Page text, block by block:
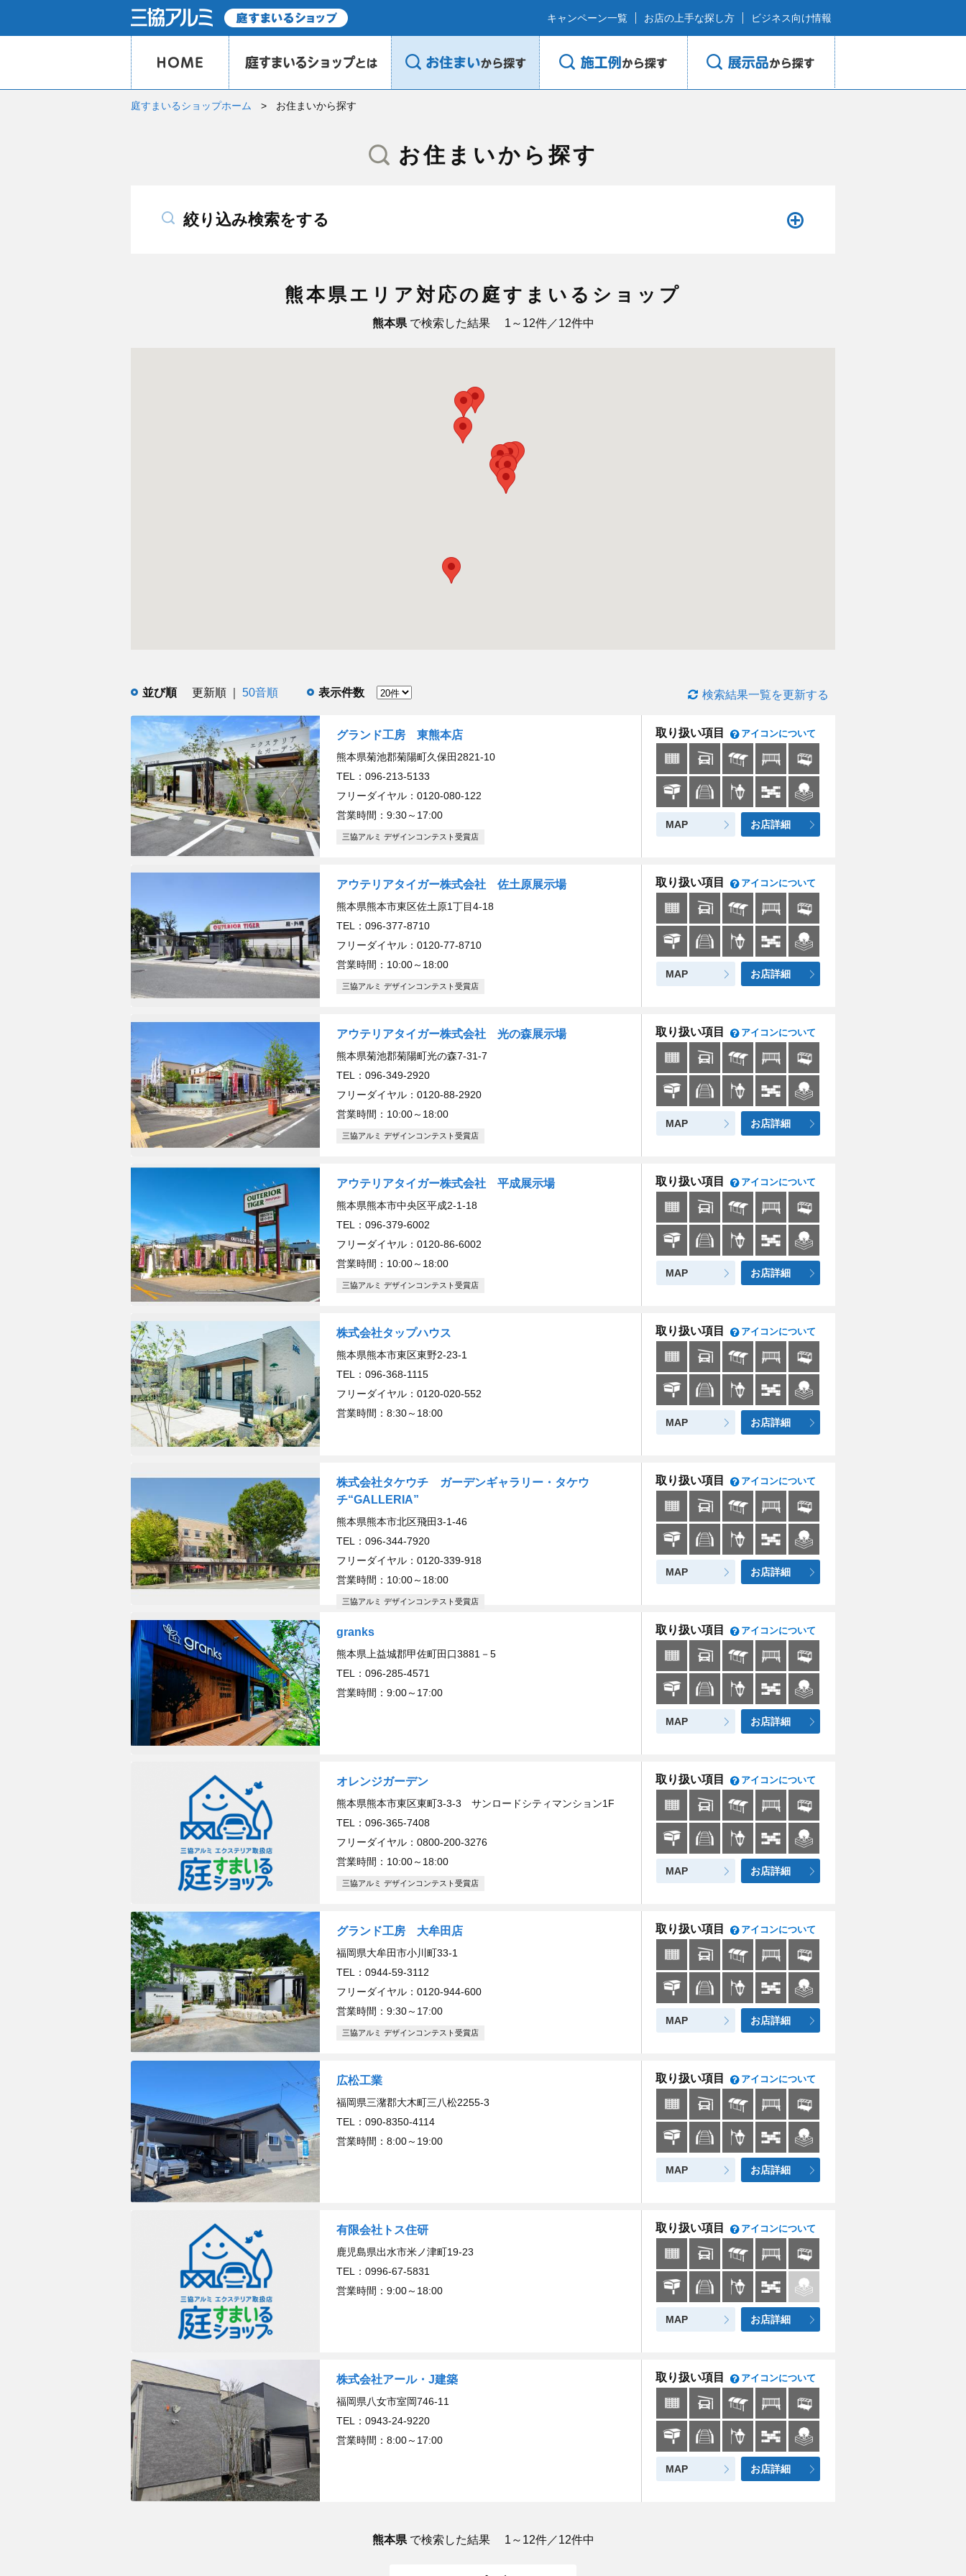
キャンペーン一覧 お店の上手な探し方 ビジネス向け情報
庭すまいるショップホーム お住まいから探す
お住まいから探す
絞り込み検索をする
熊本県エリア対応の庭すまいるショップ
熊本県で検索した結果 1～12件／12件中
並び順 更新順 50音順 表示件数 検索結果一覧を更新する
グランド工房 東熊本店
熊本県菊池郡菊陽町久保田2821-10
TEL：096-213-5133
フリーダイヤル：0120-080-122
営業時間：9:30～17:00
三協アルミ デザインコンテスト受賞店
取り扱い項目 アイコンについて
MAP お店詳細
アウテリアタイガー株式会社 佐土原展示場
熊本県熊本市東区佐土原1丁目4-18
TEL：096-377-8710
フリーダイヤル：0120-77-8710
営業時間：10:00～18:00
三協アルミ デザインコンテスト受賞店
取り扱い項目 アイコンについて
MAP お店詳細
アウテリアタイガー株式会社 光の森展示場
熊本県菊池郡菊陽町光の森7-31-7
TEL：096-349-2920
フリーダイヤル：0120-88-2920
営業時間：10:00～18:00
三協アルミ デザインコンテスト受賞店
取り扱い項目 アイコンについて
MAP お店詳細
アウテリアタイガー株式会社 平成展示場
熊本県熊本市中央区平成2-1-18
TEL：096-379-6002
フリーダイヤル：0120-86-6002
営業時間：10:00～18:00
三協アルミ デザインコンテスト受賞店
取り扱い項目 アイコンについて
MAP お店詳細
株式会社タップハウス
熊本県熊本市東区東野2-23-1
TEL：096-368-1115
フリーダイヤル：0120-020-552
営業時間：8:30～18:00
取り扱い項目 アイコンについて
MAP お店詳細
株式会社タケウチ ガーデンギャラリー・タケウ
チ“GALLERIA”
熊本県熊本市北区飛田3-1-46
TEL：096-344-7920
フリーダイヤル：0120-339-918
営業時間：10:00～18:00
三協アルミ デザインコンテスト受賞店
取り扱い項目 アイコンについて
MAP お店詳細
granks
熊本県上益城郡甲佐町田口3881－5
TEL：096-285-4571
営業時間：9:00～17:00
取り扱い項目 アイコンについて
MAP お店詳細
オレンジガーデン
熊本県熊本市東区東町3-3-3 サンロードシティマンション1F
TEL：096-365-7408
フリーダイヤル：0800-200-3276
営業時間：10:00～18:00
三協アルミ デザインコンテスト受賞店
取り扱い項目 アイコンについて
MAP お店詳細
グランド工房 大牟田店
福岡県大牟田市小川町33-1
TEL：0944-59-3112
フリーダイヤル：0120-944-600
営業時間：9:30～17:00
三協アルミ デザインコンテスト受賞店
取り扱い項目 アイコンについて
MAP お店詳細
広松工業
福岡県三潴郡大木町三八松2255-3
TEL：090-8350-4114
営業時間：8:00～19:00
取り扱い項目 アイコンについて
MAP お店詳細
有限会社トス住研
鹿児島県出水市米ノ津町19-23
TEL：0996-67-5831
営業時間：9:00～18:00
取り扱い項目 アイコンについて
MAP お店詳細
株式会社アール・J建築
福岡県八女市室岡746-11
TEL：0943-24-9220
営業時間：8:00～17:00
取り扱い項目 アイコンについて
MAP お店詳細
熊本県で検索した結果 1～12件／12件中